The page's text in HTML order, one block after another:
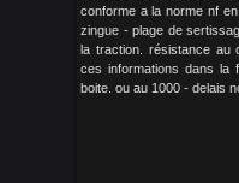
conforme a la norme nf
zingue - plage de
la traction. résistance au
ces informations dans la
boite. ou au 1000 - delais